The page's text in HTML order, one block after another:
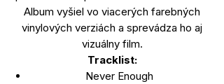
Album vyšiel vo viacerých farebných
vinylových verziách a sprevádza ho aj
vizuálny film.
Tracklist:
Never Enough